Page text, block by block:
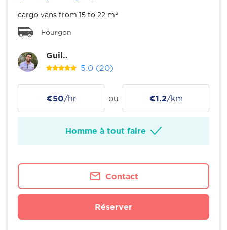
cargo vans from 15 to 22 m³
Fourgon
Guil..
5.0 (20)
€50/hr ou €1.2/km
Homme à tout faire
Contact
Réserver